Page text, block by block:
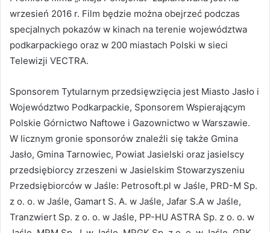
wrzesień 2016 r. Film będzie można obejrzeć podczas
specjalnych pokazów w kinach na terenie województwa
podkarpackiego oraz w 200 miastach Polski w sieci
Telewizji VECTRA.
Sponsorem Tytularnym przedsięwzięcia jest Miasto Jasło i
Województwo Podkarpackie, Sponsorem Wspierającym
Polskie Górnictwo Naftowe i Gazownictwo w Warszawie.
W licznym gronie sponsorów znaleźli się także Gmina
Jasło, Gmina Tarnowiec, Powiat Jasielski oraz jasielscy
przedsiębiorcy zrzeszeni w Jasielskim Stowarzyszeniu
Przedsiębiorców w Jaśle: Petrosoft.pl w Jaśle, PRD-M Sp.
z o. o. w Jaśle, Gamart S. A. w Jaśle, Jafar S.A w Jaśle,
Tranzwiert Sp. z o. o. w Jaśle, PP-HU ASTRA Sp. z o. o. w